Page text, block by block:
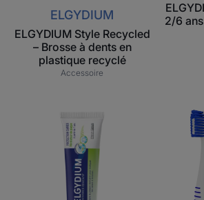
ELGYDIUM
ELGYDIUM Style Recycled
– Brosse à dents en
plastique recyclé
Accessoire
2/6
Révélateur
de
Plaque
-
dentifrice